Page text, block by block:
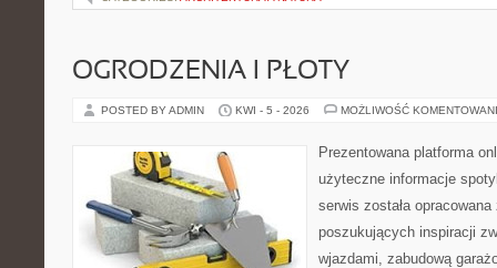
OGRODZENIA I PŁOTY
POSTED BY ADMIN KWI - 5 - 2026 MOŻLIWOŚĆ
Prezentowana platforma
użyteczne informacje
serwis została
poszukujących inspiracji
wjazdami, zabudową